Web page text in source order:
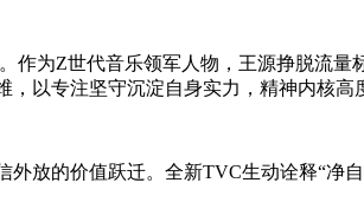
为Z世代音乐领军人物，王源挣脱流量
以专注坚守沉淀自身实力，精神内核高
放的价值跃迁。全新TVC生动诠释“净